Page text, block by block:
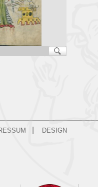
DESIGN